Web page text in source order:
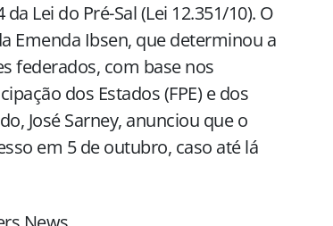
Lei do Pré-Sal (Lei 12.351/10). O
Emenda Ibsen, que determinou a
federados, com base nos
dos Estados (FPE) e dos
José Sarney, anunciou que o
em 5 de outubro, caso até lá